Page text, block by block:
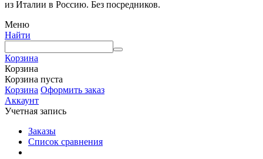
из Италии в Россию. Без посредников.
Меню
Найти
Корзина
Корзина
Корзина пуста
Корзина Оформить заказ
Аккаунт
Учетная запись
Заказы
Список сравнения